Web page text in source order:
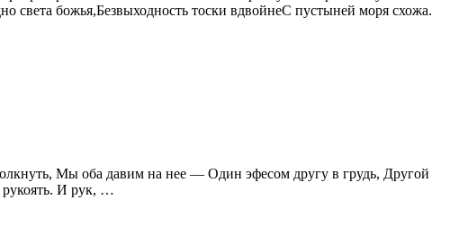
света божья,Безвыходность тоски вдвойнеС пустыней моря схожа.
Мы оба давим на нее — Один эфесом другу в грудь, Другой
рукоять. И рук, …